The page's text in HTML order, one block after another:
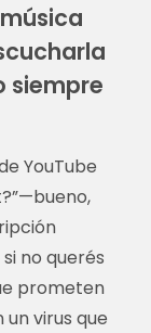
siempre
YouTube
si no querés
prometen
virus que